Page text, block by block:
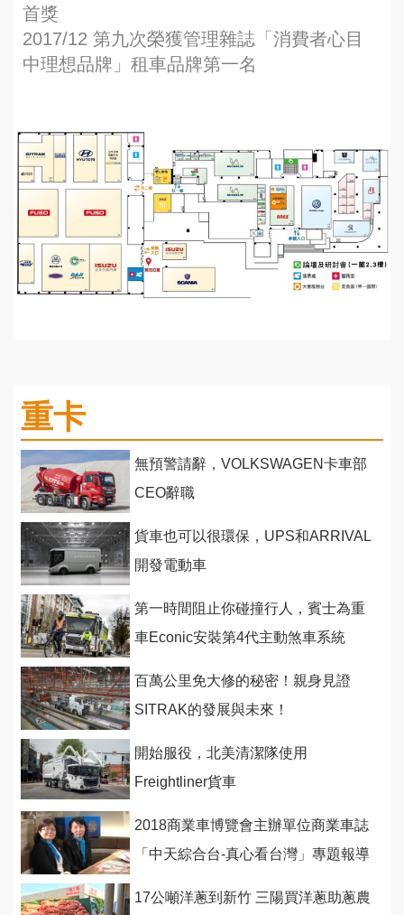
首獎
2017/12 第九次榮獲管理雜誌「消費者心目
中理想品牌」租車品牌第一名
重卡
無預警請辭，VOLKSWAGEN卡車部
CEO辭職
貨車也可以很環保，UPS和ARRIVAL
開發電動車
第一時間阻止你碰撞行人，賓士為重
車Econic安裝第4代主動煞車系統
百萬公里免大修的秘密！親身見證
SITRAK的發展與未來！
開始服役，北美清潔隊使用
Freightliner貨車
2018商業車博覽會主辦單位商業車誌
「中天綜合台-真心看台灣」專題報導
17公噸洋蔥到新竹 三陽買洋蔥助蔥農